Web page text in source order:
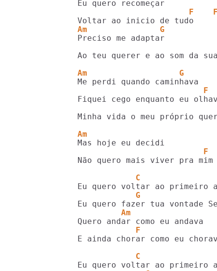
                       F    F
Am               G
Ao teu querer e ao som da
Am                   G
                          F
Minha vida o meu próprio
Am
                          F
Não quero mais viver pra mim
            C
            G
         Am
            F
E ainda chorar como eu
            C